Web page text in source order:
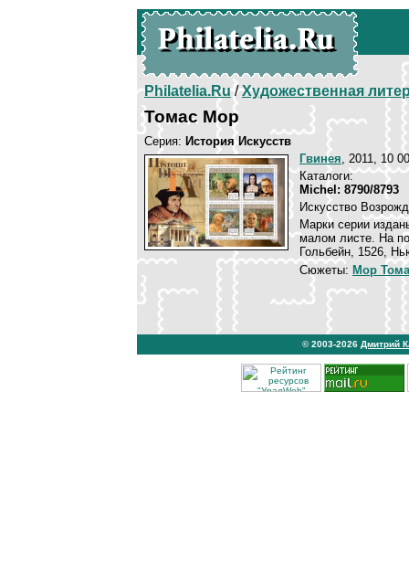
Philatelia.Ru/Художественная
Томас Мор
Серия: История Искусств
Гвинея, 2011, 10
Каталоги:
Michel: 8790/8793
Искусство
Марки серии
малом листе. На
Гольбейн, 1526,
Сюжеты: Мор
© 2003-2026 Дмитрий